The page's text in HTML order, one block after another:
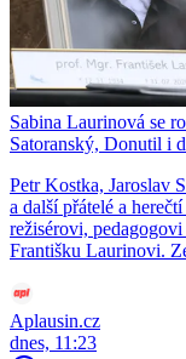
Sabina Laurinová se
Satoranský, Donutil i
Petr Kostka, Jaroslav
a další přátelé a
režisérovi,
Františku Laurinovi.
Aplausin.cz
dnes, 11:23